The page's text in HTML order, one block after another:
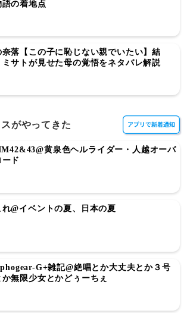
語の着地点
奈落【この子に恥じない親でいたい】結
ミサトが見せた母の覚悟をネタバレ解説
がやってきた
黄泉色ヘルライダー・人越オーバ
ード
れ@イベントの夏、日本の夏
G+雑記@絶唱とか大丈夫とか３号
か無限少女とかどぅーちぇ